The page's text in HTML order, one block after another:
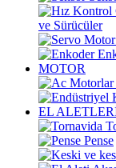
ve Sürücüler
MOTOR
EL
Pense